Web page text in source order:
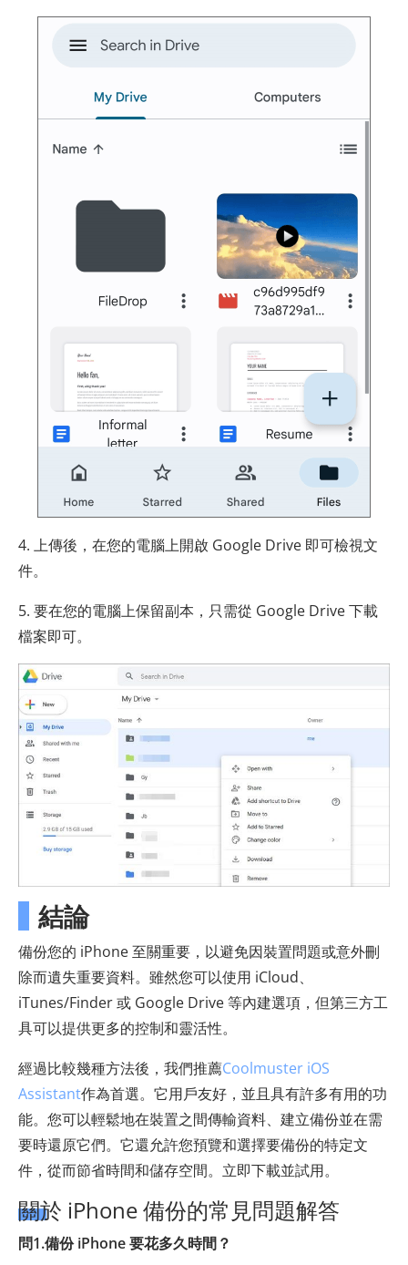
4. 上傳後，在您的電腦上開啟 Google Drive 即可檢視文
件。
5. 要在您的電腦上保留副本，只需從 Google Drive 下載
檔案即可。
結論
備份您的 iPhone 至關重要，以避免因裝置問題或意外刪
除而遺失重要資料。雖然您可以使用 iCloud、
iTunes/Finder 或 Google Drive 等內建選項，但第三方工
具可以提供更多的控制和靈活性。
經過比較幾種方法後，我們推薦Coolmuster iOS
Assistant作為首選。它用戶友好，並且具有許多有用的功
能。您可以輕鬆地在裝置之間傳輸資料、建立備份並在需
要時還原它們。它還允許您預覽和選擇要備份的特定文
件，從而節省時間和儲存空間。立即下載並試用。
關於 iPhone 備份的常見問題解答
問1.備份 iPhone 要花多久時間？